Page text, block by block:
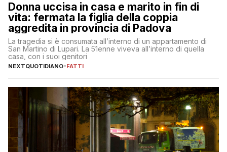
Donna uccisa in casa e marito in fin di
vita: fermata la figlia della coppia
aggredita in provincia di Padova
La tragedia si è consumata all’interno di un appartamento di
San Martino di Lupari. La 51enne viveva all’interno di quella
casa, con i suoi genitori
NEXTQUOTIDIANO-FATTI